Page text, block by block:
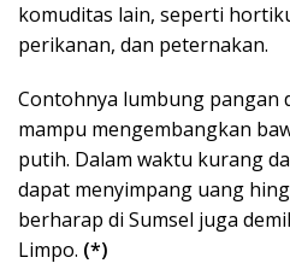
komuditas lain, seperti
perikanan, dan peternakan.
Contohnya lumbung pangan
mampu mengembangkan
putih. Dalam waktu kurang
dapat menyimpang uang
berharap di Sumsel juga
Limpo. (*)